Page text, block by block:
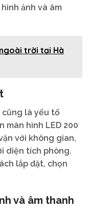
ảnh và âm
ngoài trời tại Hà
cũng là yếu tố
màn hình LED 200
với không gian,
diện tích phòng.
lắp đặt, chọn
và âm thanh